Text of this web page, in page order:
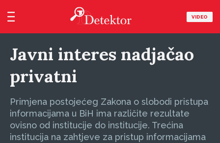
VIDEO
Javni interes nadjačao
privatni
Primjena postojećeg Zakona o slobodi pristupa
informacijama u BiH ima različite rezultate
ovisno od institucije do institucije. Trećina
institucija na zahtjeve za pristup informacijama